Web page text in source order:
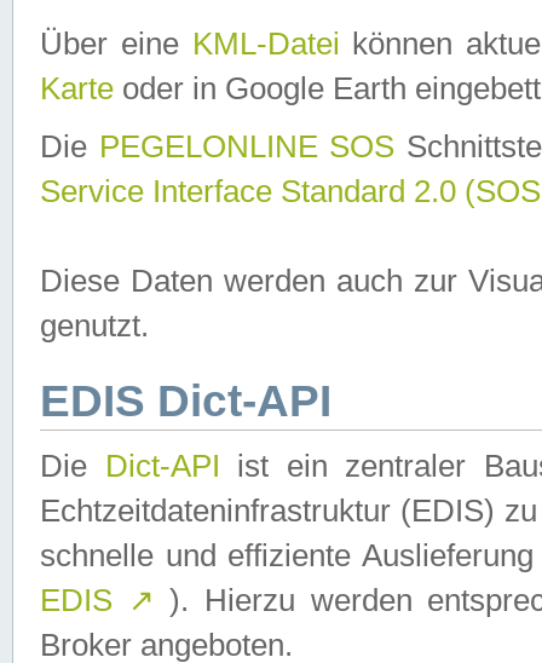
Über eine KML-Datei können
Karte oder in Google Earth
Die PEGELONLINE SOS
Service Interface Standard 2.0
Diese Daten werden auch zur
genutzt.
EDIS Dict-API
Die Dict-API ist ein zentraler
Echtzeitdateninfrastruktur (EDIS)
schnelle und effiziente
EDIS ↗ ). Hierzu werden
Broker angeboten.